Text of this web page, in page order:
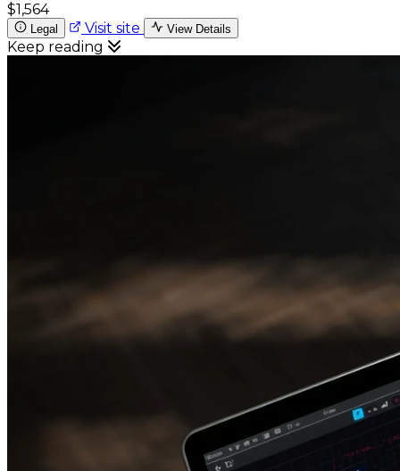
$1,564
Legal Visit site View Details
Keep reading